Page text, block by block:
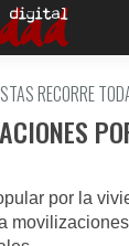
RECORRE
por la